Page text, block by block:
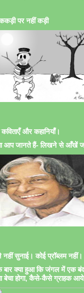
पर नहीं कड़ी
कविताएँ और कहानियाँ।
आप जानते हैं- लिखने से आँखें
नहीं सुनाई। कोई प्रॉब्लम
बार क्या हुआ कि जंगल में एक
बेचा होगा, कैसे-कैसे ग्राहक आये